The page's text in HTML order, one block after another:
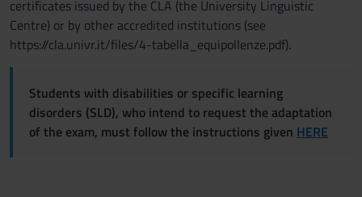
certificates issued by the CLA (the University Linguistic
Centre) or by other accredited institutions (see
https://cla.univr.it/files/4-tabella_equipollenze.pdf).
Students with disabilities or specific learning
disorders (SLD), who intend to request the adaptation
of the exam, must follow the instructions given HERE